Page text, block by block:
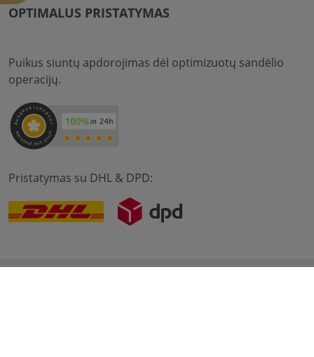
OPTIMALUS PRISTATYMAS
Puikus siuntų apdorojimas dėl optimizuotų sandėlio
operacijų.
Pristatymas su DHL & DPD: